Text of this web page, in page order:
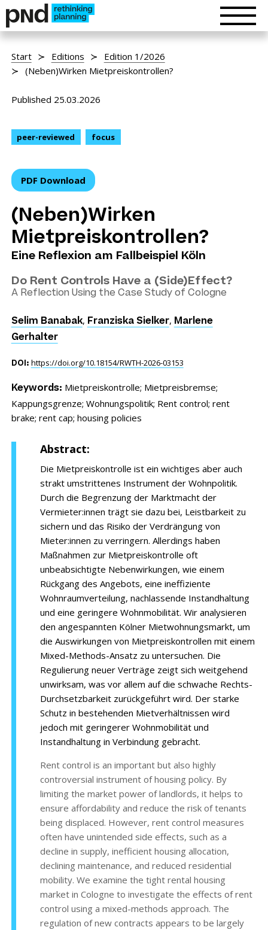
Start Editions
Edition 1/2026
(Neben)Wirken Mietpreiskontrollen?
Published 25.03.2026
peer-reviewed focus
PDF Download
(Neben)Wirken
Mietpreiskontrollen?
Eine Reflexion am Fallbeispiel Köln
Do Rent Controls Have a (Side)Effect?
A Reflection Using the Case Study of Cologne
Selim Banabak, Franziska Sielker, Marlene
Gerhalter
DOI: https://doi.org/10.18154/RWTH-2026-03153
Keywords: Mietpreiskontrolle; Mietpreisbremse;
Kappungsgrenze; Wohnungspolitik; Rent control; rent
brake; rent cap; housing policies
Abstract:
Die Mietpreiskontrolle ist ein wichtiges aber auch
strakt umstrittenes Instrument der Wohnpolitik.
Durch die Begrenzung der Marktmacht der
Vermieter:innen trägt sie dazu bei, Leistbarkeit zu
sichern und das Risiko der Verdrängung von
Mieter:innen zu verringern. Allerdings haben
Maßnahmen zur Mietpreiskontrolle oft
unbeabsichtigte Nebenwirkungen, wie einem
Rückgang des Angebots, eine ineffiziente
Wohnraumverteilung, nachlassende Instandhaltung
und eine geringere Wohnmobilität. Wir analysieren
den angespannten Kölner Mietwohnungsmarkt, um
die Auswirkungen von Mietpreiskontrollen mit einem
Mixed-Methods-Ansatz zu untersuchen. Die
Regulierung neuer Verträge zeigt sich weitgehend
unwirksam, was vor allem auf die schwache Rechts-
Durchsetzbarkeit zurückgeführt wird. Der starke
Schutz in bestehenden Mietverhältnissen wird
jedoch mit geringerer Wohnmobilität und
Instandhaltung in Verbindung gebracht.
Rent control is an important but also highly
controversial instrument of housing policy. By
limiting the market power of landlords, it helps to
ensure affordability and reduce the risk of tenants
being displaced. However, rent control measures
often have unintended side effects, such as a
decline in supply, inefficient housing allocation,
declining maintenance, and reduced residential
mobility. We examine the tight rental housing
market in Cologne to investigate the effects of rent
control using a mixed-methods approach. The
regulation of new contracts appears to be largely